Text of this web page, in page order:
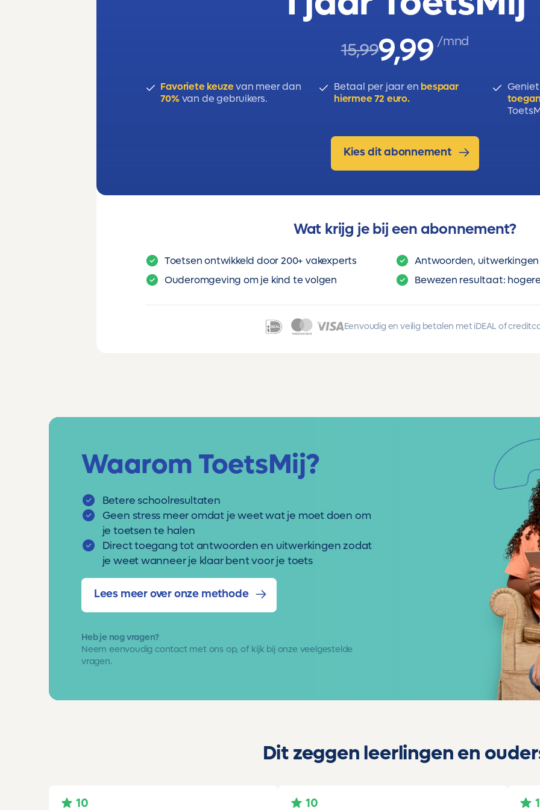
Kruislingse prijselasticiteit
Primaire, luxe en inferieure goederen (Wet van Engel)
Examendomein D
15,999,99 /mnd
Favoriete keuzevan meer dan
70%van de gebruikers.
Betaal per jaar en bespaar
hiermee 72 euro.
Kies dit abonnement
Wat krijg je bij een abonnement?
Toetsen ontwikkeld door 200+ vakexperts
Antwoorden,
Ouderomgeving om je kind te volgen
Bewezen resultaat:
Eenvoudig en veilig betalen met iDEAL of
Waarom ToetsMij?
Betere schoolresultaten
Geen stress meer omdat je weet wat je moet doen om
je toetsen te halen
Direct toegang tot antwoorden en uitwerkingen zodat
je weet wanneer je klaar bent voor je toets
Lees meer over onze methode
Heb je nog vragen?
Neem eenvoudigcontact met ons op, of kijk bij onze veelgestelde
vragen.
Dit zeggen leerlingen en
10
10